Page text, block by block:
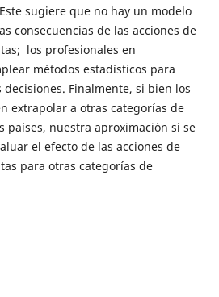
sugiere que no hay un modelo
consecuencias de las acciones de
los profesionales en
métodos estadísticos para
Finalmente, si bien los
extrapolar a otras categorías de
países, nuestra aproximación sí se
el efecto de las acciones de
para otras categorías de